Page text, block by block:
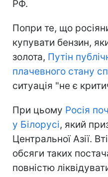
РФ.
Попри те, що
купувати бензин,
золота, Путін
плачевного стану
ситуація "не є
При цьому Росія
у Білорусі, який
Центральної Азії.
обсяги таких
повністю